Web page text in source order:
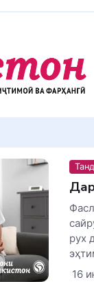
рух
16